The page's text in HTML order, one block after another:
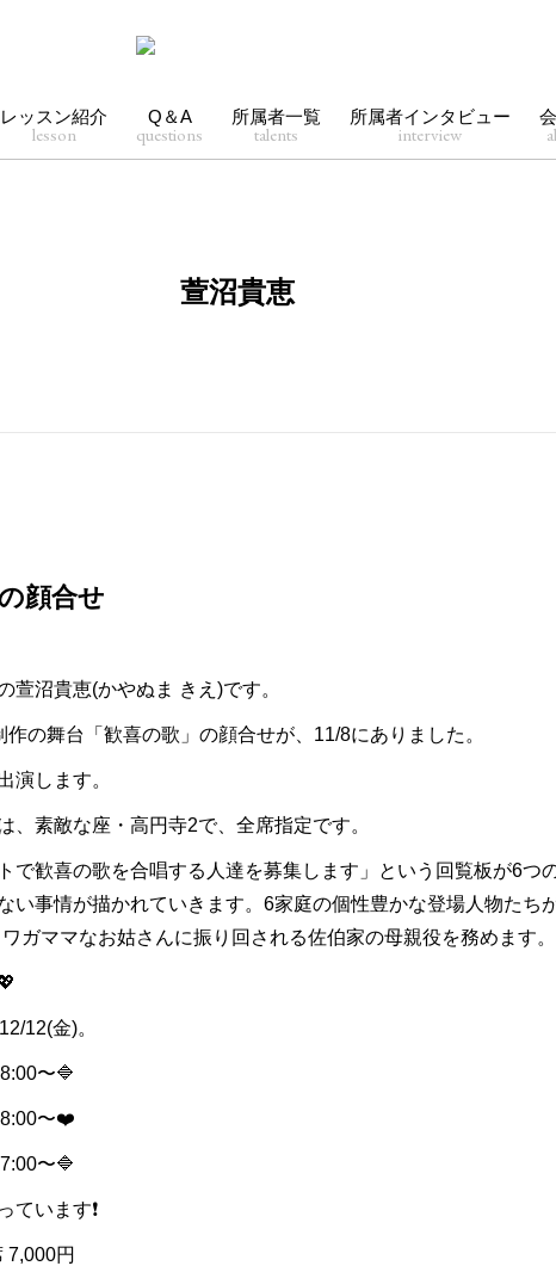
レッスン紹介
lesson
Q＆A
questions
所属者一覧
talents
所属者インタビュー
interview
萱沼貴恵
顔合せ
萱沼貴恵(かやぬま きえ)です。
の舞台「歓喜の歌」の顔合せが、11/8にありました。
演します。
、素敵な座・高円寺2で、全席指定です。
で歓喜の歌を合唱する人達を募集します」という回覧板が6つ
い事情が描かれていきます。6家庭の個性豊かな登場人物たち
ワガママなお姑さんに振り回される佐伯家の母親役を務めます。
12(金)。
〜🔷
〜❤️
〜🔷
ています❗️
円